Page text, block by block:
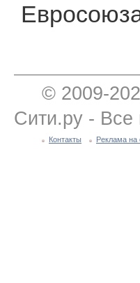
© 2009-
Сити.ру -
Контакты Реклама на